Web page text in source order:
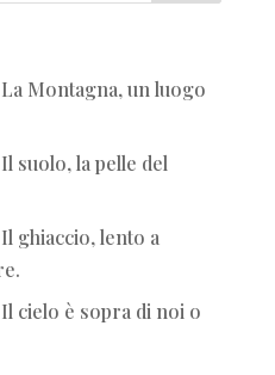
La Montagna, un luogo
suolo, la pelle del
Il ghiaccio, lento a
Il cielo è sopra di noi o